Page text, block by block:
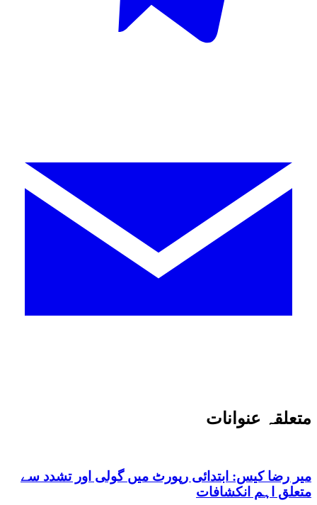
متعلقہ عنوانات
میر رضا کیس: ابتدائی رپورٹ میں گولی اور تشدد سے
متعلق اہم انکشافات